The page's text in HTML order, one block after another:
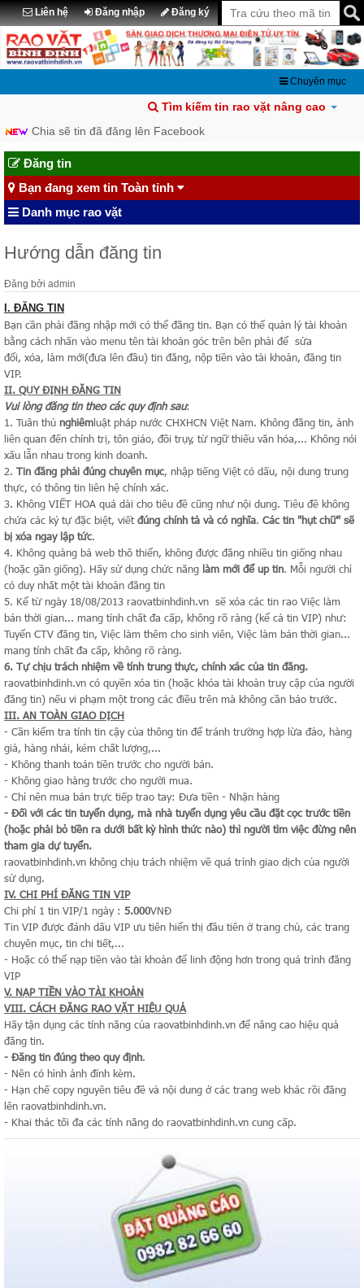
Liên hệ Đăng nhập Đăng ký
Chuyên mục
Tìm kiếm tin rao vặt nâng cao
Raovatbinhdinh.vn mở thêm nhiều chuyên mục mới
Chia sẽ tin đã đăng lên Facebook
Đăng tin
Bạn đang xem tin Toàn tỉnh
Danh mục rao vặt
Hướng dẫn đăng tin
Đăng bởi admin
I. ĐĂNG TIN
Bạn cần phải đăng nhập mới có thể đăng tin. Bạn có thể quản lý tài khoản
bằng cách nhấn vào menu tên tài khoản góc trên bên phải để sửa
đổi, xóa, làm mới(đưa lên đầu) tin đăng, nộp tiền vào tài khoản, đăng tin
VIP.
II. QUY ĐỊNH ĐĂNG TIN
Vui lòng đăng tin theo các quy định sau:
1. Tuân thủ nghiêmluật pháp nước CHXHCN Việt Nam. Không đăng tin, ảnh
liên quan đến chính trị, tôn giáo, đồi trụy, từ ngữ thiếu văn hóa,... Không nói
xấu lẫn nhau trong kinh doanh.
2. Tin đăng phải đúng chuyên mục, nhập tiếng Việt có dấu, nội dung trung
thực, có thông tin liên hệ chính xác.
3. Không VIẾT HOA quá dài cho tiêu đề cũng như nội dung. Tiêu đề không
chứa các ký tự đặc biệt, viếtđúng chính tả và có nghĩa. Các tin "hụt chữ" sẽ
bị xóa ngay lập tức.
4. Không quảng bá web thô thiển, không được đăng nhiều tin giống nhau
(hoặc gần giống). Hãy sử dụng chức năng làm mới để up tin. Mỗi người chỉ
có duy nhất một tài khoản đăng tin
5. Kể từ ngày 18/08/2013 raovatbinhdinh.vn sẽ xóa các tin rao Việc làm
bán thời gian... mang tính chất đa cấp, không rõ ràng (kể cả tin VIP) như:
Tuyển CTV đăng tin, Việc làm thêm cho sinh viên, Việc làm bán thời gian...
mang tính chất đa cấp, không rõ ràng.
6. Tự chịu trách nhiệm về tính trung thực, chính xác của tin đăng.
raovatbinhdinh.vn có quyền xóa tin (hoặc khóa tài khoản truy cập của người
đăng tin) nếu vi phạm một trong các điều trên mà không cần báo trước.
III. AN TOÀN GIAO DỊCH
- Cần kiểm tra tính tin cậy của thông tin để tránh trường hợp lừa đảo, hàng
giả, hàng nhái, kém chất lượng,...
- Không thanh toán tiền trước cho người bán.
- Không giao hàng trước cho người mua.
- Chỉ nên mua bán trực tiếp trao tay: Đưa tiền - Nhận hàng
- Đối với các tin tuyển dụng, mà nhà tuyển dụng yêu cầu đặt cọc trước tiền
(hoặc phải bỏ tiền ra dưới bất kỳ hình thức nào) thì người tìm việc đừng nên
tham gia dự tuyển.
raovatbinhdinh.vn không chịu trách nhiệm về quá trình giao dịch của người
sử dụng.
IV. CHI PHÍ ĐĂNG TIN VIP
Chi phí 1 tin VIP/1 ngày : 5.000VNĐ
Tin VIP được đánh dấu VIP ưu tiên hiển thị đầu tiên ở trang chủ, các trang
chuyên mục, tin chi tiết,...
- Hoặc có thể nạp tiền vào tài khoản để linh động hơn trong quá trình đăng
VIP
V. NẠP TIỀN VÀO TÀI KHOẢN
VIII. CÁCH ĐĂNG RAO VẶT HIỆU QUẢ
Hãy tận dụng các tính năng của raovatbinhdinh.vn để nâng cao hiệu quả
đăng tin.
- Đăng tin đúng theo quy định.
- Nên có hình ảnh đính kèm.
- Hạn chế copy nguyên tiêu đề và nội dung ở các trang web khác rồi đăng
lên raovatbinhdinh.vn.
- Khai thác tối đa các tính năng do raovatbinhdinh.vn cung cấp.